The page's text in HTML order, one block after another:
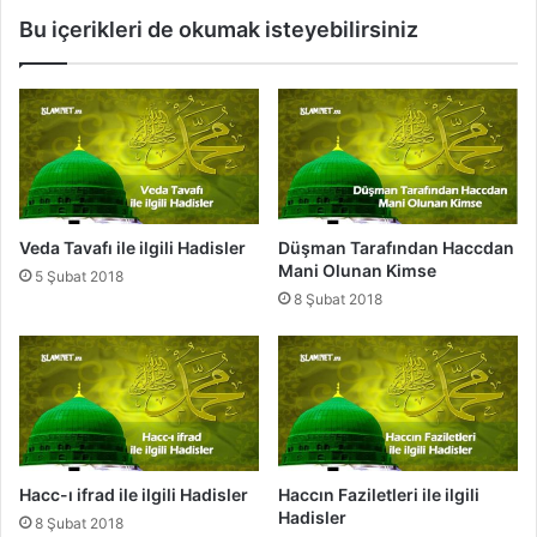
p
r
i
a
t
l
e
n
m
s
i
Bu içerikleri de okumak isteyebilirsiniz
Veda Tavafı ile ilgili Hadisler
5 Şubat 2018
Düşman Tarafından Haccdan
Mani Olunan Kimse
8 Şubat 2018
Hacc-ı ifrad ile ilgili Hadisler
8 Şubat 2018
Haccın Faziletleri ile ilgili
Hadisler